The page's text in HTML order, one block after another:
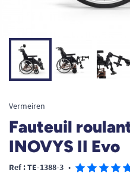
Vermeiren
Fauteuil
INOVYS II Evo
Ref : TE-1388-3 •